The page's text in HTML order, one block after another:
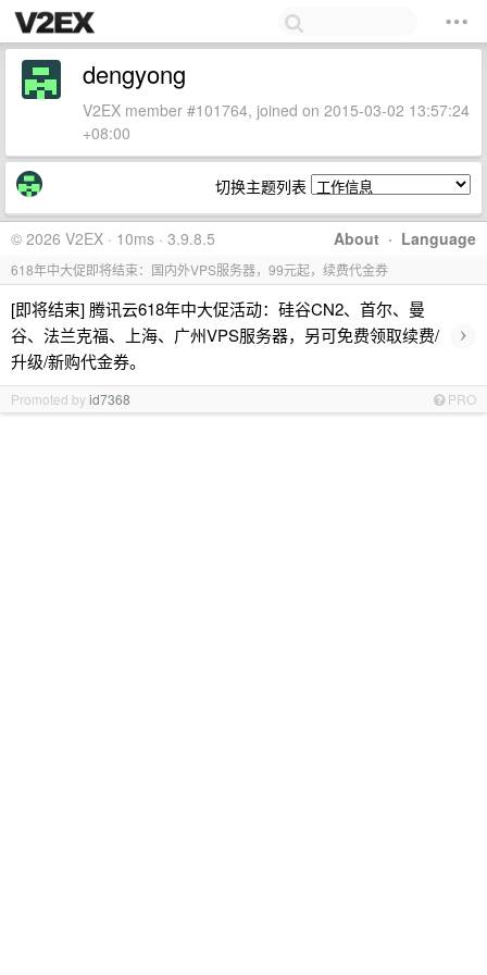
dengyong
V2EX member #101764, joined on 2015-03-02 13:57:24
+08:00
切换主题列表
About · Language
© 2026 V2EX · 10ms · 3.9.8.5
618年中大促即将结束：国内外VPS服务器，99元起，续费代金券
[即将结束] 腾讯云618年中大促活动：硅谷CN2、首尔、曼
谷、法兰克福、上海、广州VPS服务器，另可免费领取续费/
升级/新购代金券。
›
Promoted byid7368 PRO